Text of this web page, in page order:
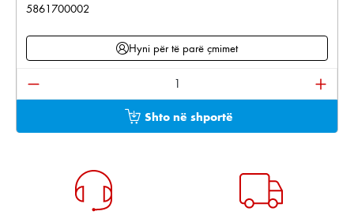
5861700002
Hyni për të parë çmimet
Sasia e produktit: Shkruani sasinë e dëshiruar
Shto në shportë